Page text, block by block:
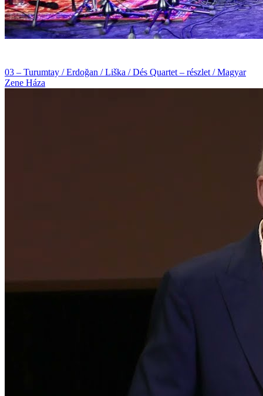
03 – Turumtay / Erdoğan / Liška / Dés Quartet – részlet / Magyar
Zene Háza